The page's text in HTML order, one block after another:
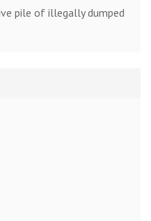
pile of illegally dumped